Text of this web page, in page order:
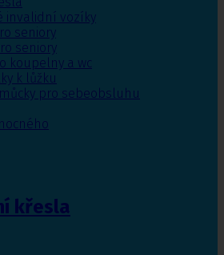
invalidní vozíky
seniory
seniory
koupelny a wc
k lůžku
pro sebeobsluhu
křesla